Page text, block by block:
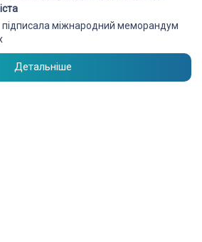
підписала міжнародний меморандум
Детальніше